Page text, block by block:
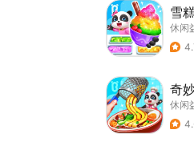
雪
休闲
奇
休闲